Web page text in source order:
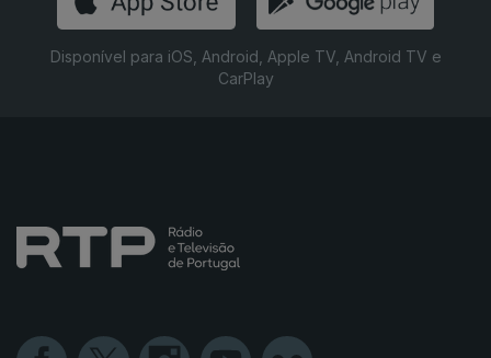
Disponível para iOS, Android, Apple TV, Android TV e
CarPlay